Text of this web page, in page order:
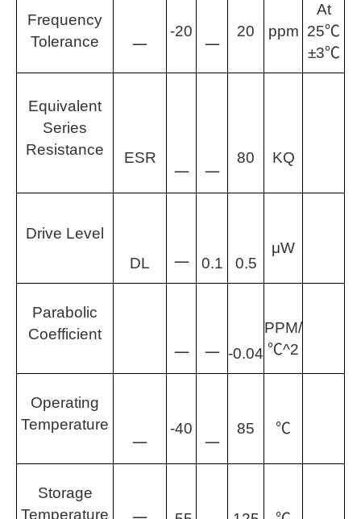
Frequency
Tolerance
一
-20
一
20 ppm
At
25℃
±3℃
Equivalent
Series
Resistance
ESR
一
一
80 KQ
Drive Level
DL
一 0.1 0.5
μW
Parabolic
Coefficient
一
一 -0.04
PPM/
℃^2
Operating
Temperature
一
-40
一
85 ℃
Storage
Temperature